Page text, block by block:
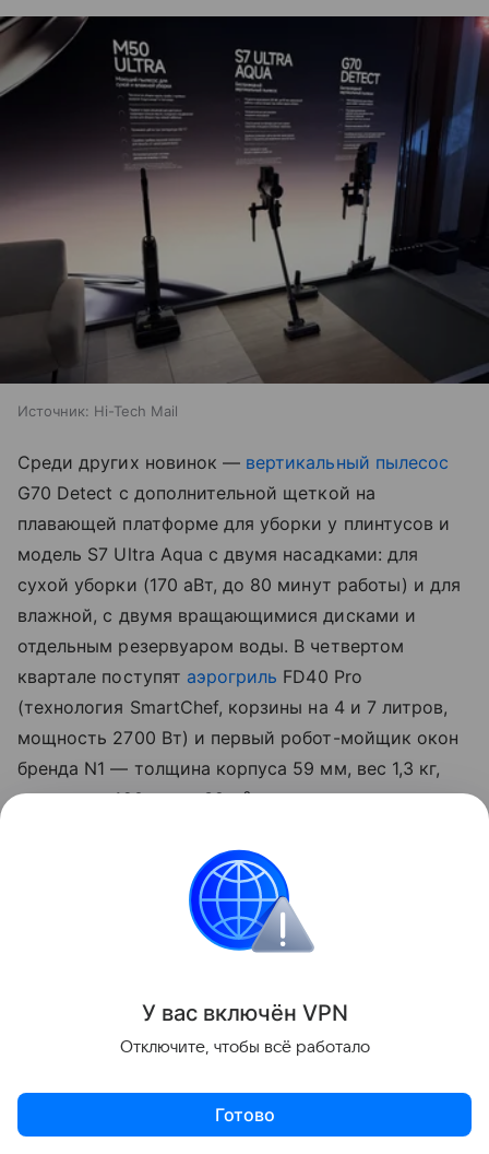
Источник: Hi-Tech Mail
Среди других новинок — вертикальный пылесос
G70 Detect с дополнительной щеткой на
плавающей платформе для уборки у плинтусов и
модель S7 Ultra Aqua с двумя насадками: для
сухой уборки (170 аВт, до 80 минут работы) и для
влажной, с двумя вращающимися дисками и
отдельным резервуаром воды. В четвертом
квартале поступят аэрогриль FD40 Pro
(технология SmartChef, корзины на 4 и 7 литров,
мощность 2700 Вт) и первый робот-мойщик окон
бренда N1 — толщина корпуса 59 мм, вес 1,3 кг,
резервуар 120 мл на 32 м² остекления.
S70 Ultra Roller уже доступен от 94 990 рублей в
— от 19 990 рублей на Яндекс Маркет. Цены на
флагманские Z70 и V70 бренд объявит позднее.
У вас включён VPN
Отключите, чтобы всё работало
Готово